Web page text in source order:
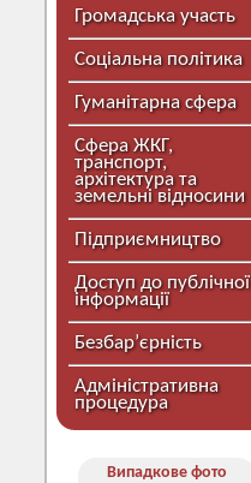
Громадська участь
Соціальна політика
Гуманітарна сфера
Сфера ЖКГ,
транспорт,
архітектура та
земельні відносини
Підприємництво
Доступ до публічної
інформації
Безбар’єрність
Адміністративна
процедура
Випадкове фото